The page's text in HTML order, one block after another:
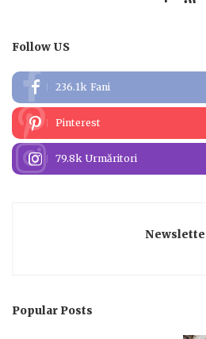
Follow US
236.1k Fani
Pinterest
79.8k Urmăritori
Popular Posts